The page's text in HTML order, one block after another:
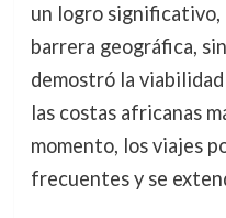
un logro significativo,
barrera geográfica,
demostró la
las costas africanas
momento, los viajes
frecuentes y se